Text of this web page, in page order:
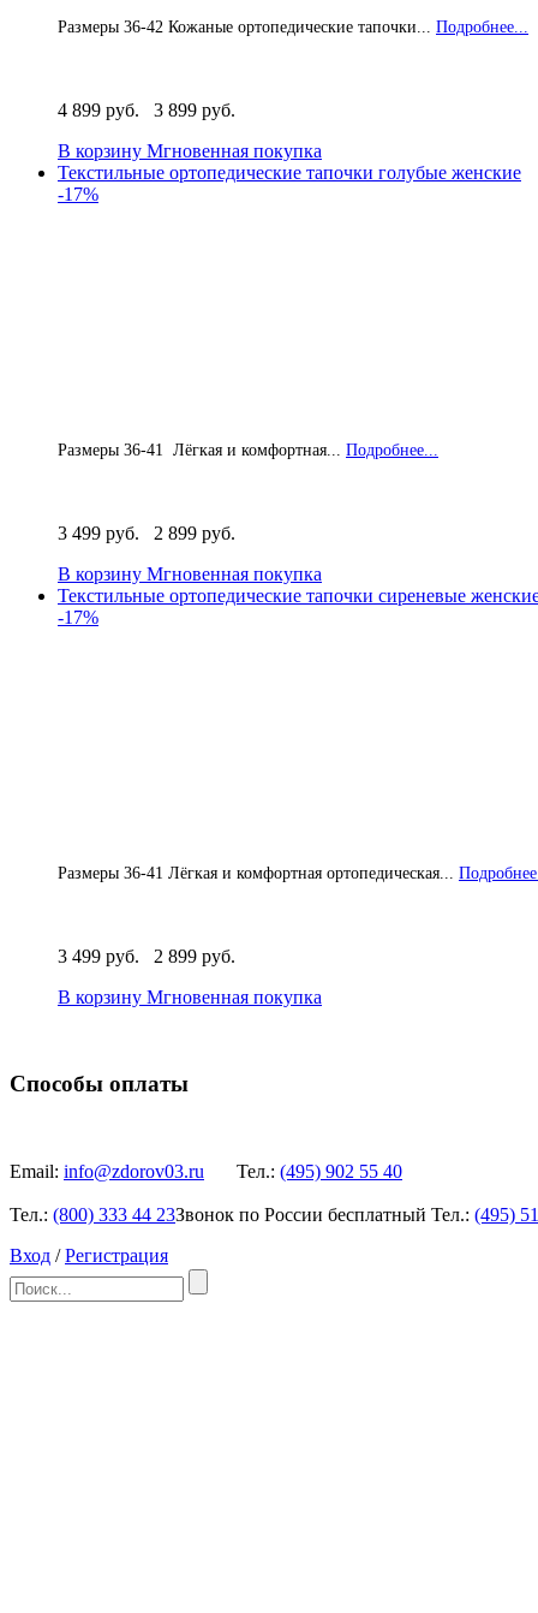
Размеры 36-42 Кожаные ортопедические тапочки... Подробнее...
4 899 руб.
3 899 руб.
В корзину Мгновенная покупка
Текстильные ортопедические тапочки голубые женские
-17%
Размеры 36-41 Лёгкая и комфортная... Подробнее...
3 499 руб.
2 899 руб.
В корзину Мгновенная покупка
Текстильные ортопедические тапочки сиреневые
-17%
Размеры 36-41 Лёгкая и комфортная ортопедическая...
3 499 руб.
2 899 руб.
В корзину Мгновенная покупка
Способы оплаты
Email: info@zdorov03.ru Тел.: (495) 902 55 40
Тел.: (800) 333 44 23Звонок по России бесплатный Тел.: (495)
Вход /Регистрация